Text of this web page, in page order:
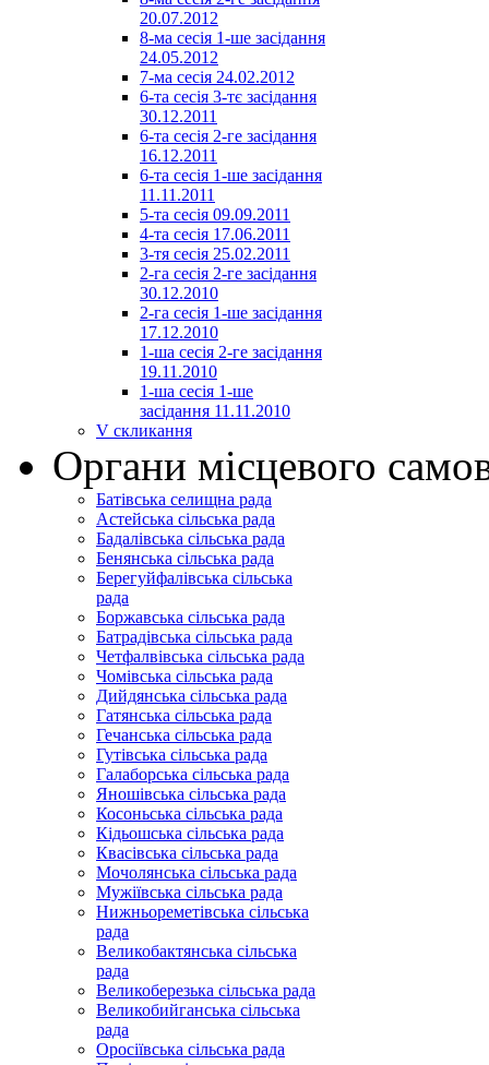
20.07.2012
8-ма сесія 1-ше засідання
24.05.2012
7-ма сесія 24.02.2012
6-та сесія 3-тє засідання
30.12.2011
6-та сесія 2-ге засідання
16.12.2011
6-та сесія 1-ше засідання
11.11.2011
5-та сесія 09.09.2011
4-та сесія 17.06.2011
3-тя сесія 25.02.2011
2-га сесія 2-ге засідання
30.12.2010
2-га сесія 1-ше засідання
17.12.2010
1-ша сесія 2-ге засідання
19.11.2010
1-ша сесія 1-ше
засідання 11.11.2010
V скликання
Органи місцевого
Батівська селищна рада
Астейська сільська рада
Бадалівська сільська рада
Бенянська сільська рада
Берегуйфалівська сільська
рада
Боржавська сільська рада
Батрадівська сільська рада
Четфалвівська сільська рада
Чомівська сільська рада
Дийдянська сільська рада
Гатянська сільська рада
Гечанська сільська рада
Гутівська сільська рада
Галаборська сільська рада
Яношівська сільська рада
Косоньська сільська рада
Кідьошська сільська рада
Квасівська сільська рада
Мочолянська сільська рада
Мужіївська сільська рада
Нижньореметівська сільська
рада
Великобактянська сільська
рада
Великоберезька сільська рада
Великобийганська сільська
рада
Оросіївська сільська рада